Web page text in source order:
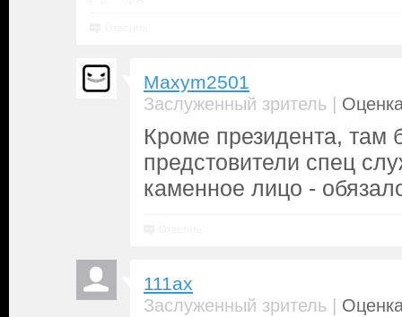
Maxym2501
Заслуженный зритель |
Кроме президента, там
предстовители спец
каменное лицо -
111ax
Заслуженный зритель |